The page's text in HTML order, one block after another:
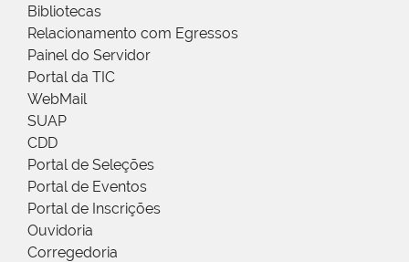
Bibliotecas
Relacionamento com Egressos
Painel do Servidor
Portal da TIC
WebMail
SUAP
CDD
Portal de Seleções
Portal de Eventos
Portal de Inscrições
Ouvidoria
Corregedoria